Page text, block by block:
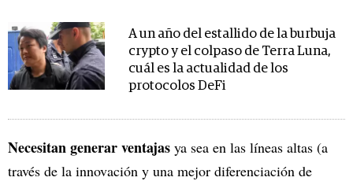
A un año del estallido de la burbuja
crypto y el colpaso de Terra Luna,
cuál es la actualidad de los
protocolos DeFi
Necesitan generar ventajas ya sea en las líneas altas (a
través de la innovación y una mejor diferenciación de